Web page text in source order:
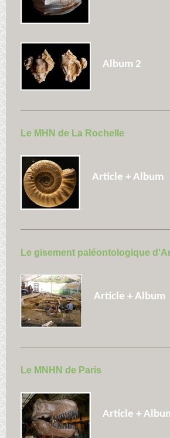
Album 2
Le MHN de La Rochelle
Article + Album
Le gisement paléontologique
Article + Album
Le MNHN de Paris
Article +